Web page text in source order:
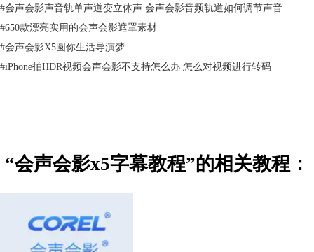
#会声会影声音轨单声道变立体声 会声会影音频轨道如何调节声音
#650款漂亮实用的会声会影遮罩素材
#会声会影X5圆你生活导演梦
#iPhone拍HDR视频会声会影不支持怎么办 怎么对视频进行转码
“会声会影x5字幕教程”的相关教程：